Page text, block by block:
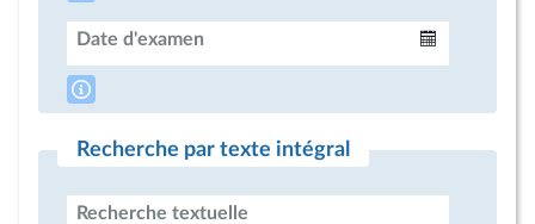
Date d'examen
Recherche par texte intégral
Recherche textuelle